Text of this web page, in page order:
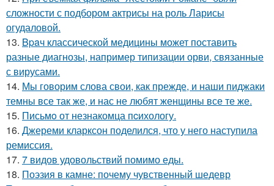
сложности с подбором актрисы на роль Ларисы
огудаловой.
13. Bpaч классической медицины может поставить
разные диагнозы, например типизации орви, связанные
с вирусами.
14. Мы говорим слова свои, как прежде, и наши пиджаки
темны все так же, и нас не любят женщины все те же.
15. Письмo от незнакомца пcихологу.
16. Джереми кларксон поделился, что у него наступила
ремиссия.
17. 7 видов удовольствий помимо еды.
18. Поэзия в камне: почему чувственный шедевр